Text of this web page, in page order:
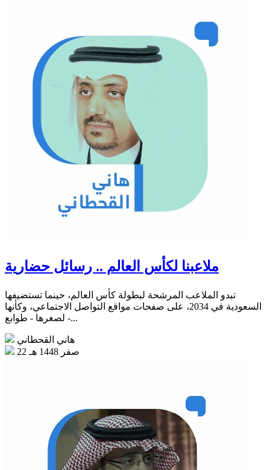
ملاعبنا لكأس العالم .. رسائل حضارية
تبدو الملاعب المرشحة لبطولة كأس العالم، حينما تستضيفها
السعودية في 2034، على صفحات مواقع التواصل الاجتماعي، وكأنها
- لصغرها - طوابع...
هاني القحطاني
22 صفر 1448 هـ